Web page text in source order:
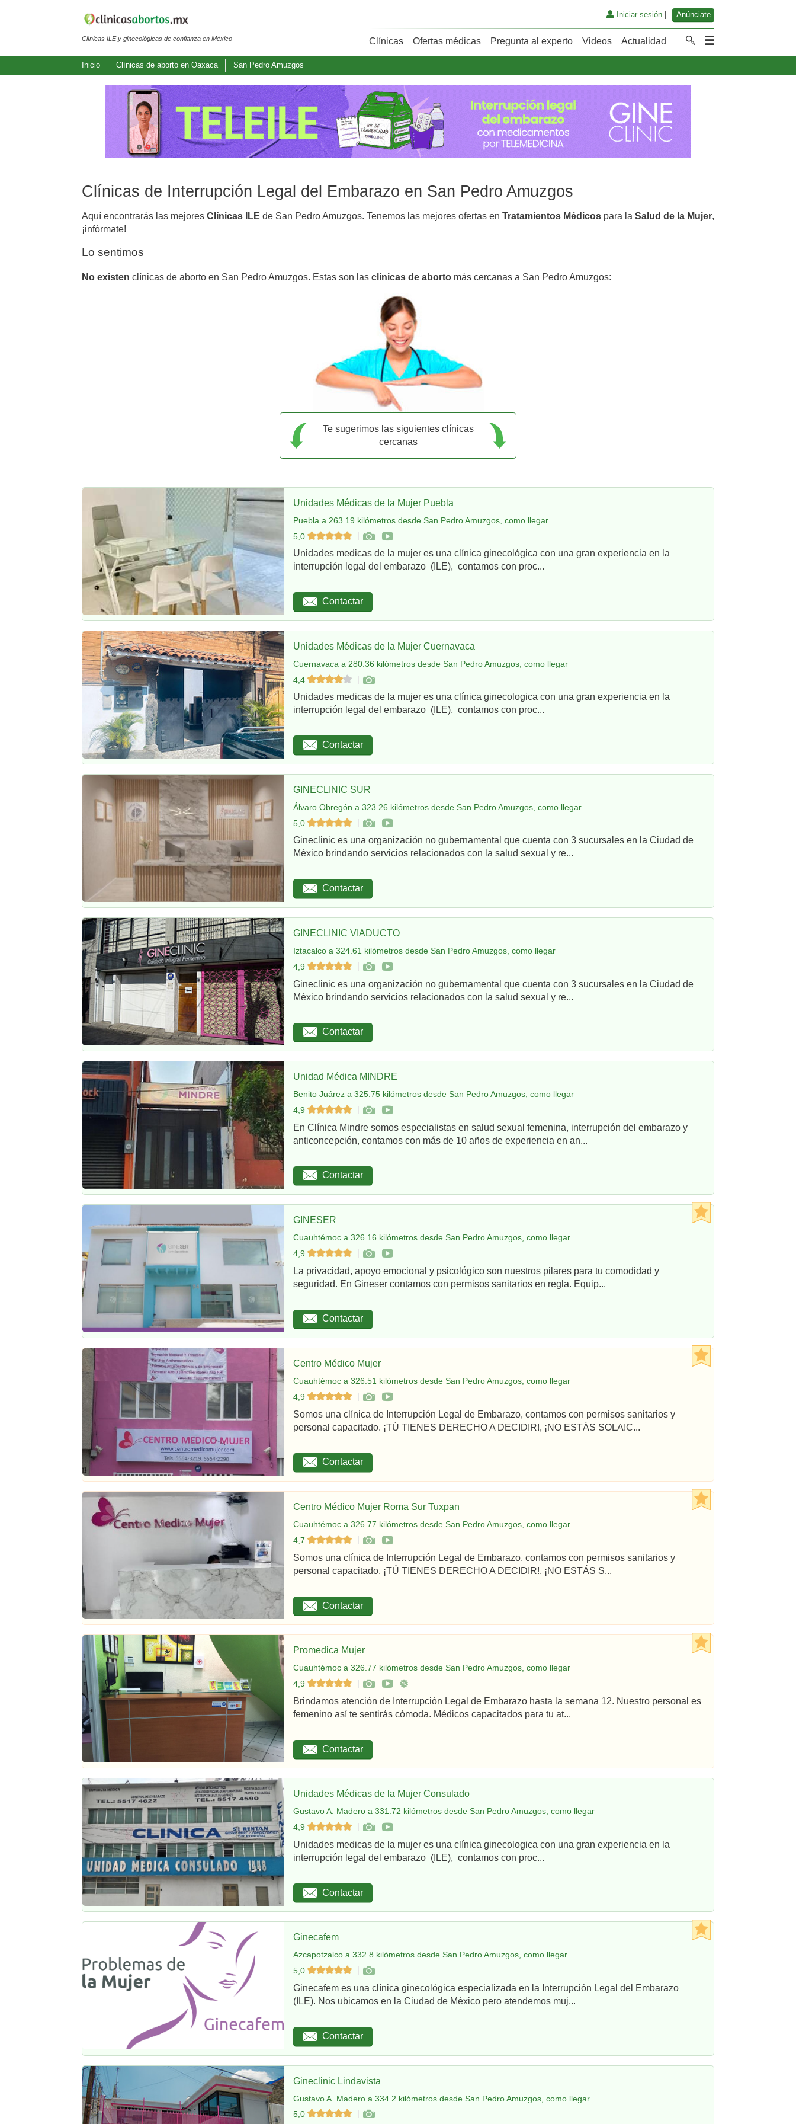
Clínicas ILE y ginecológicas de confianza en México
Iniciar sesión| Anúnciate
Clínicas Ofertas médicas Pregunta al experto Videos Actualidad
Inicio Clínicas de aborto en Oaxaca San Pedro Amuzgos
Clínicas de Interrupción Legal del Embarazo en San Pedro Amuzgos
Aquí encontrarás las mejores Clínicas ILE de San Pedro Amuzgos. Tenemos las mejores ofertas en Tratamientos Médicos para la Salud de la Mujer,
¡infórmate!
Lo sentimos
No existen clínicas de aborto en San Pedro Amuzgos. Estas son las clínicas de aborto más cercanas a San Pedro Amuzgos:
Te sugerimos las siguientes clínicas
cercanas
Unidades Médicas de la Mujer Puebla
Puebla a 263.19 kilómetros desde San Pedro Amuzgos, como llegar
5,0
Unidades medicas de la mujer es una clínica ginecológica con una gran experiencia en la
interrupción legal del embarazo (ILE), contamos con proc...
Contactar
Unidades Médicas de la Mujer Cuernavaca
Cuernavaca a 280.36 kilómetros desde San Pedro Amuzgos, como llegar
4,4
Unidades medicas de la mujer es una clínica ginecologica con una gran experiencia en la
interrupción legal del embarazo (ILE), contamos con proc...
Contactar
GINECLINIC SUR
Álvaro Obregón a 323.26 kilómetros desde San Pedro Amuzgos, como llegar
5,0
Gineclinic es una organización no gubernamental que cuenta con 3 sucursales en la Ciudad de
México brindando servicios relacionados con la salud sexual y re...
Contactar
GINECLINIC VIADUCTO
Iztacalco a 324.61 kilómetros desde San Pedro Amuzgos, como llegar
4,9
Gineclinic es una organización no gubernamental que cuenta con 3 sucursales en la Ciudad de
México brindando servicios relacionados con la salud sexual y re...
Contactar
Unidad Médica MINDRE
Benito Juárez a 325.75 kilómetros desde San Pedro Amuzgos, como llegar
4,9
En Clínica Mindre somos especialistas en salud sexual femenina, interrupción del embarazo y
anticoncepción, contamos con más de 10 años de experiencia en an...
Contactar
GINESER
Cuauhtémoc a 326.16 kilómetros desde San Pedro Amuzgos, como llegar
4,9
La privacidad, apoyo emocional y psicológico son nuestros pilares para tu comodidad y
seguridad. En Gineser contamos con permisos sanitarios en regla. Equip...
Contactar
Centro Médico Mujer
Cuauhtémoc a 326.51 kilómetros desde San Pedro Amuzgos, como llegar
4,9
Somos una clínica de Interrupción Legal de Embarazo, contamos con permisos sanitarios y
personal capacitado. ¡TÚ TIENES DERECHO A DECIDIR!, ¡NO ESTÁS SOLA!C...
Contactar
Centro Médico Mujer Roma Sur Tuxpan
Cuauhtémoc a 326.77 kilómetros desde San Pedro Amuzgos, como llegar
4,7
Somos una clínica de Interrupción Legal de Embarazo, contamos con permisos sanitarios y
personal capacitado. ¡TÚ TIENES DERECHO A DECIDIR!, ¡NO ESTÁS S...
Contactar
Promedica Mujer
Cuauhtémoc a 326.77 kilómetros desde San Pedro Amuzgos, como llegar
4,9
Brindamos atención de Interrupción Legal de Embarazo hasta la semana 12. Nuestro personal es
femenino así te sentirás cómoda. Médicos capacitados para tu at...
Contactar
Unidades Médicas de la Mujer Consulado
Gustavo A. Madero a 331.72 kilómetros desde San Pedro Amuzgos, como llegar
4,9
Unidades medicas de la mujer es una clínica ginecologica con una gran experiencia en la
interrupción legal del embarazo (ILE), contamos con proc...
Contactar
Ginecafem
Azcapotzalco a 332.8 kilómetros desde San Pedro Amuzgos, como llegar
5,0
Ginecafem es una clínica ginecológica especializada en la Interrupción Legal del Embarazo
(ILE). Nos ubicamos en la Ciudad de México pero atendemos muj...
Contactar
Gineclinic Lindavista
Gustavo A. Madero a 334.2 kilómetros desde San Pedro Amuzgos, como llegar
5,0